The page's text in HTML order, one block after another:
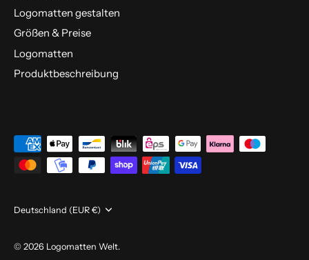
Logomatten gestalten
Größen & Preise
Logomatten
Produktbeschreibung
Währung
Deutschland (EUR €)
© 2026 Logomatten Welt.